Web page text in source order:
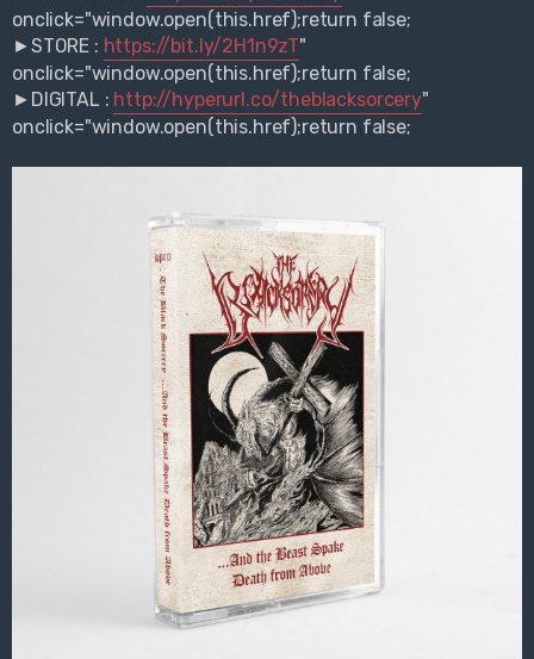
onclick="window.open(this.href);return false;
►STORE : https://bit.ly/2H1n9zT"
onclick="window.open(this.href);return false;
►DIGITAL : http://hyperurl.co/theblacksorcery"
onclick="window.open(this.href);return false;